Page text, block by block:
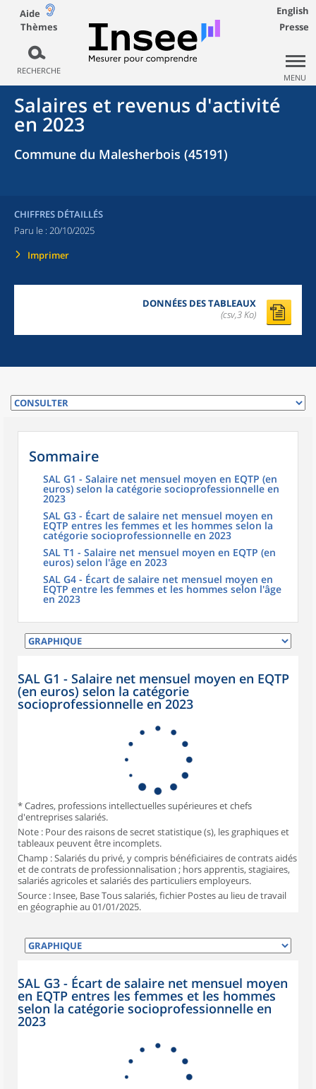
Aide
Thèmes
RECHERCHE
English
Presse
MENU
Salaires et revenus d'activité
en 2023
Commune du Malesherbois (45191)
CHIFFRES DÉTAILLÉS
Paru le : 20/10/2025
Imprimer
DONNÉES DES TABLEAUX
(csv,3 Ko)
Sommaire
SAL G1 - Salaire net mensuel moyen en EQTP (en
euros) selon la catégorie socioprofessionnelle en
2023
SAL G3 - Écart de salaire net mensuel moyen en
EQTP entres les femmes et les hommes selon la
catégorie socioprofessionnelle en 2023
SAL T1 - Salaire net mensuel moyen en EQTP (en
euros) selon l'âge en 2023
SAL G4 - Écart de salaire net mensuel moyen en
EQTP entre les femmes et les hommes selon l'âge
en 2023
SAL G1 - Salaire net mensuel moyen en EQTP
(en euros) selon la catégorie
socioprofessionnelle en 2023
* Cadres, professions intellectuelles supérieures et chefs
d'entreprises salariés.
Note : Pour des raisons de secret statistique (s), les graphiques et
tableaux peuvent être incomplets.
Champ : Salariés du privé, y compris bénéficiaires de contrats aidés
et de contrats de professionnalisation ; hors apprentis, stagiaires,
salariés agricoles et salariés des particuliers employeurs.
Source : Insee, Base Tous salariés, fichier Postes au lieu de travail
en géographie au 01/01/2025.
SAL G3 - Écart de salaire net mensuel moyen
en EQTP entres les femmes et les hommes
selon la catégorie socioprofessionnelle en
2023